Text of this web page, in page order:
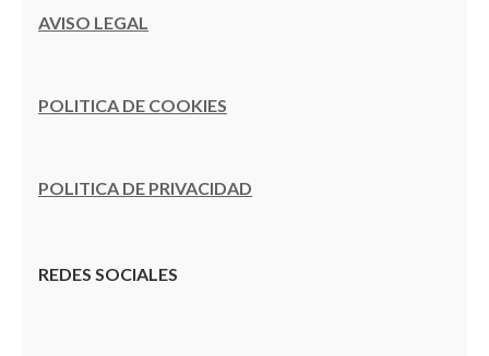
AVISO LEGAL
POLITICA DE COOKIES
POLITICA DE PRIVACIDAD
REDES SOCIALES